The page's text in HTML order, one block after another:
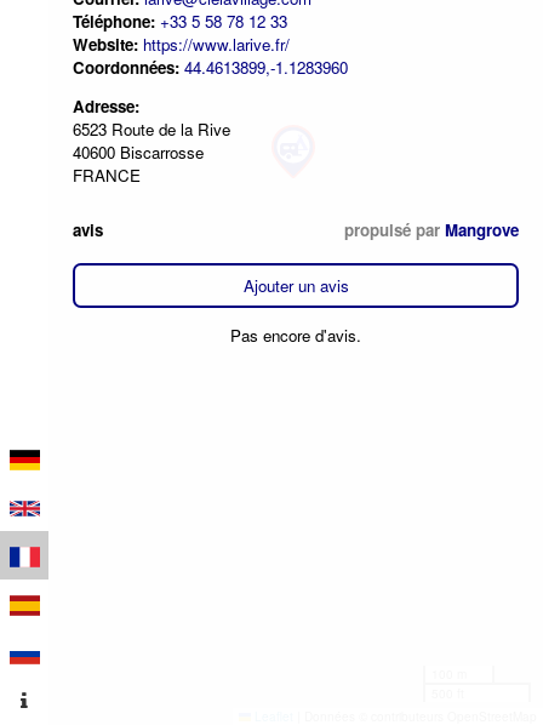
Téléphone: +33 5 58 78 12 33
Website: https://www.larive.fr/
Coordonnées: 44.4613899,-1.1283960
Adresse:
6523 Route de la Rive
40600 Biscarrosse
FRANCE
avis propulsé par Mangrove
Ajouter un avis
Pas encore d'avis.